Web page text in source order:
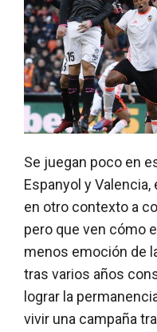
Se juegan poco en
Espanyol y
en otro contexto a
pero que ven cómo
menos emoción de
tras varios años
lograr la
vivir una campaña